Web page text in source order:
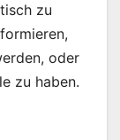
zu
oder
zu haben.